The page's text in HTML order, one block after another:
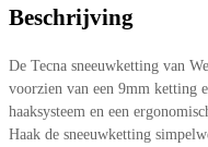
Beschrijving
De Tecna sneeuwketting van
voorzien van een 9mm ketting
haaksysteem en een
Haak de sneeuwketting